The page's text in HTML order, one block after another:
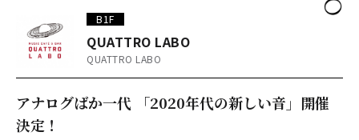
ニュース
TAX FREE
DELIVERY SERVICES
日本語
B1F
QUATTRO LABO
QUATTRO LABO
アナログばか一代 「2020年代の新しい音」開催
決定！